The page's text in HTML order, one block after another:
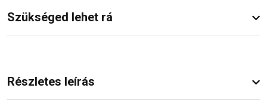
Szükséged lehet rá
Részletes leírás